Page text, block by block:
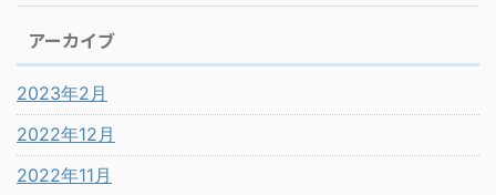
アーカイブ
2023年2月
2022年12月
2022年11月